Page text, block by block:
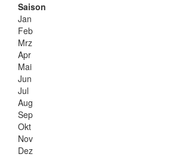
Saison
Jan
Feb
Mrz
Apr
Mai
Jun
Jul
Aug
Sep
Okt
Nov
Dez